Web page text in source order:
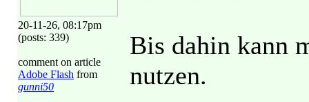
20-11-26, 08:17pm
(posts: 339)
comment on article
Adobe Flash from
gunni50
Bis dahin kann
nutzen.